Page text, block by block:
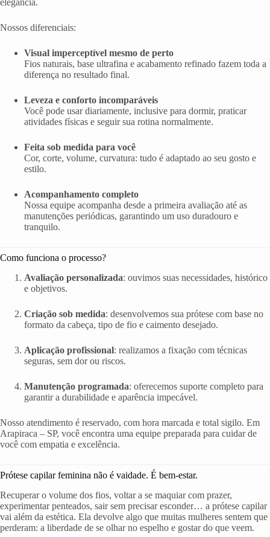
elegância.
Nossos diferenciais:
Visual imperceptível mesmo de perto
Fios naturais, base ultrafina e acabamento refinado fazem toda a
diferença no resultado final.
Leveza e conforto incomparáveis
Você pode usar diariamente, inclusive para dormir, praticar
atividades físicas e seguir sua rotina normalmente.
Feita sob medida para você
Cor, corte, volume, curvatura: tudo é adaptado ao seu gosto e
estilo.
Acompanhamento completo
Nossa equipe acompanha desde a primeira avaliação até as
manutenções periódicas, garantindo um uso duradouro e
tranquilo.
Como funciona o processo?
Avaliação personalizada: ouvimos suas necessidades, histórico
e objetivos.
Criação sob medida: desenvolvemos sua prótese com base no
formato da cabeça, tipo de fio e caimento desejado.
Aplicação profissional: realizamos a fixação com técnicas
seguras, sem dor ou riscos.
Manutenção programada: oferecemos suporte completo para
garantir a durabilidade e aparência impecável.
Nosso atendimento é reservado, com hora marcada e total sigilo. Em
Arapiraca – SP, você encontra uma equipe preparada para cuidar de
você com empatia e excelência.
Prótese capilar feminina não é vaidade. É bem-estar.
Recuperar o volume dos fios, voltar a se maquiar com prazer,
experimentar penteados, sair sem precisar esconder… a prótese capilar
vai além da estética. Ela devolve algo que muitas mulheres sentem que
perderam: a liberdade de se olhar no espelho e gostar do que veem.